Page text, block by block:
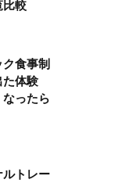
比較
食事制
た体験
ったら
ルトレー